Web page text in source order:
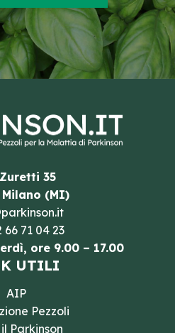
35
Milano (MI)
66 71 04 23
ore 9.00 – 17.00
UTILI
AIP
Pezzoli
il Parkinson